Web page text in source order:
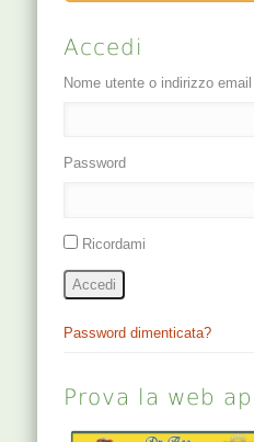
Accedi
Nome utente o indirizzo email
Password
Ricordami
Accedi
Password dimenticata?
Prova la web